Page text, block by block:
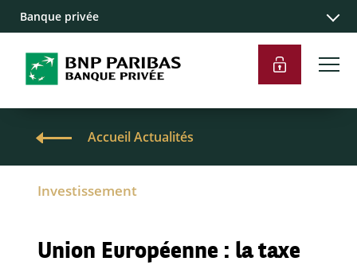
Banque privée
Accueil Actualités
Investissement
Union Européenne : la taxe